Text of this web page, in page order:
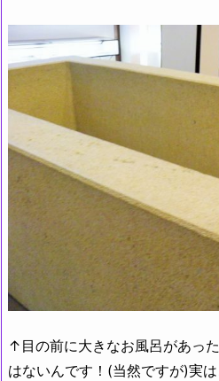
↑目の前に大きなお風呂があっ
はないんです！(当然ですが)実は